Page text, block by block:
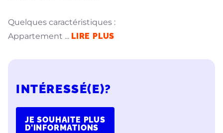
Quelques caractéristiques :
Appartement ... LIRE PLUS
INTÉRESSÉ(E)?
JE SOUHAITE PLUS
D'INFORMATIONS